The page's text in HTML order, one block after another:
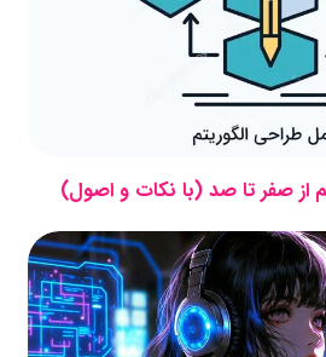
از صفر تا صد (با نکات و اصول)